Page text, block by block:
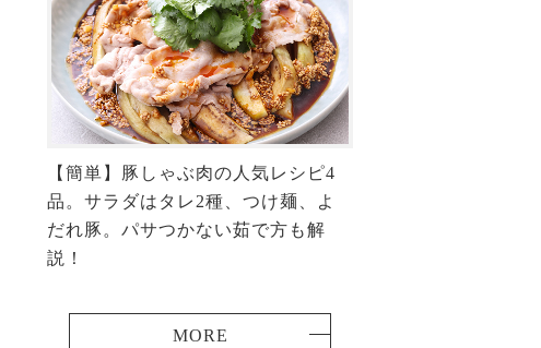
【簡単】豚しゃぶ肉の人気レシピ4
品。サラダはタレ2種、つけ麺、よ
だれ豚。パサつかない茹で方も解
説！
MORE